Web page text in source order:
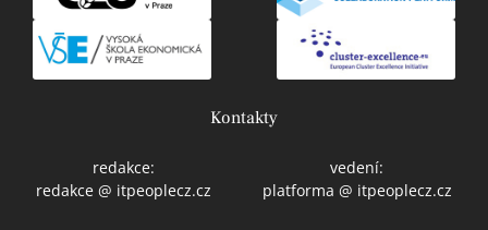
Kontakty
redakce:
redakce @ itpeoplecz.cz
vedení:
platforma @ itpeoplecz.cz